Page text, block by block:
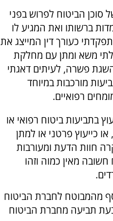
הביטוח לפרוש בפני
ברשותו ואת המגיע לו
כעורך דין המייצג את
משא ומתן עם מחלקת
פשרה, לעיתים דאגתי
מורכבות במיוחד
רפואיים.
בתביעות ביטוח רפואי או
כייעוץ פרטני או למתן
חוות הדעת ומעורבות
מאין כמוה וזהו
מהמבוטח לחברת הביטוח
תביעה מחברת הביטוח